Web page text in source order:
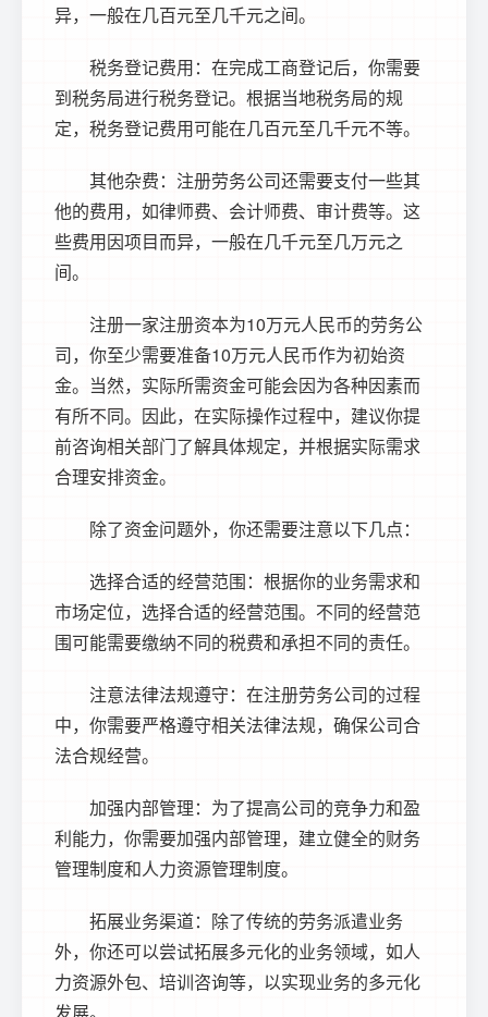
异，一般在几百元至几千元之间。
税务登记费用：在完成工商登记后，你需要
到税务局进行税务登记。根据当地税务局的规
定，税务登记费用可能在几百元至几千元不等。
其他杂费：注册劳务公司还需要支付一些其
他的费用，如律师费、会计师费、审计费等。这
些费用因项目而异，一般在几千元至几万元之
间。
注册一家注册资本为10万元人民币的劳务公
司，你至少需要准备10万元人民币作为初始资
金。当然，实际所需资金可能会因为各种因素而
有所不同。因此，在实际操作过程中，建议你提
前咨询相关部门了解具体规定，并根据实际需求
合理安排资金。
除了资金问题外，你还需要注意以下几点：
选择合适的经营范围：根据你的业务需求和
市场定位，选择合适的经营范围。不同的经营范
围可能需要缴纳不同的税费和承担不同的责任。
注意法律法规遵守：在注册劳务公司的过程
中，你需要严格遵守相关法律法规，确保公司合
法合规经营。
加强内部管理：为了提高公司的竞争力和盈
利能力，你需要加强内部管理，建立健全的财务
管理制度和人力资源管理制度。
拓展业务渠道：除了传统的劳务派遣业务
外，你还可以尝试拓展多元化的业务领域，如人
力资源外包、培训咨询等，以实现业务的多元化